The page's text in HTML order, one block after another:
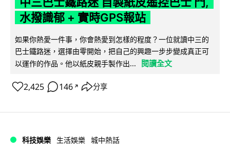
水撥識郁 + 實時GPS報站
如果你熱愛一件事，你會熱愛到怎樣的程度？一位就讀中三的
巴士鐵路迷，選擇由零開始，把自己的興趣一步步變成真正可
以運作的作品。他以紙皮親手製作出...
閱讀全文
2,425 146 ↗ 分享
科技娛樂 生活娛樂 城中熱話